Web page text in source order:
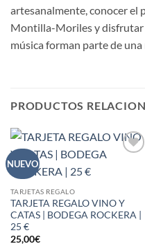
artesanalmente, conocer el
Montilla-Moriles y disfrutar
música forman parte de una
PRODUCTOS
NUEVO
TARJETAS REGALO
TARJETA REGALO VINO Y
CATAS | BODEGA ROCKERA |
25 €
25,00€